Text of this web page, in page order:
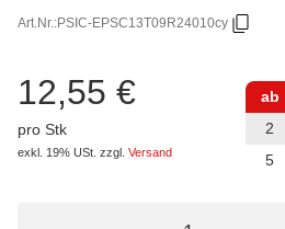
Art.Nr.:PSIC-EPSC13T09R24010cy
12,55 €
pro Stk
exkl. 19% USt. zzgl. Versand
ab
2
5